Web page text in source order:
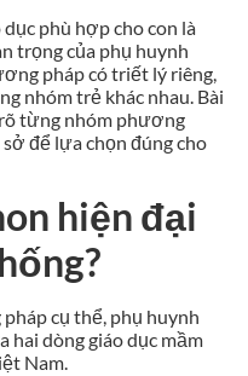
phù hợp cho con là
trọng của phụ huynh
pháp có triết lý riêng,
nhóm trẻ khác nhau. Bài
từng nhóm phương
để lựa chọn đúng cho
hiện đại
cụ thể, phụ huynh
hai dòng giáo dục mầm
Nam.